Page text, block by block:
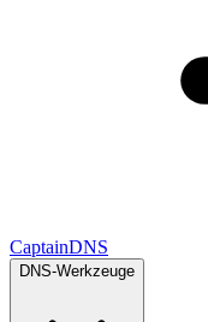
CaptainDNS
DNS-Werkzeuge